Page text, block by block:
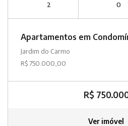
2 0
Apartamentos em
Jardim do Carmo
R$ 750.000,00
R$
Ver imóvel